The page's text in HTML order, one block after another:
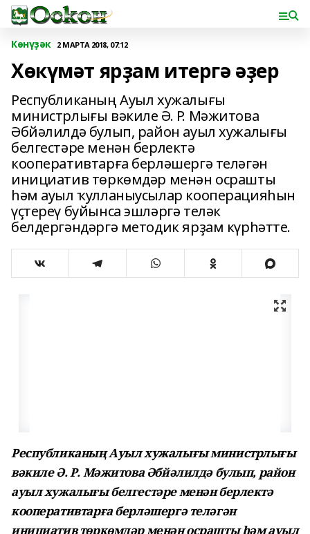
Көнүҙәк 2 МАРТА 2018, 07:12
Хөкүмәт ярҙам итергә әҙер
Республиканың Ауыл хужалығы
министрлығы вәкиле Ә. Р. Мәжитова
Әбйәлилдә булып, район ауыл хужалығы
белгестәре менән берлектә
кооперативтарға берләшергә теләгән
инициатив төркөмдәр менән осрашты
һәм ауыл ҡулланыусылар кооперацияһын
үҫтереү буйынса эшләргә теләк
белдергәндәргә методик ярҙам күрһәтте.
Республиканың Ауыл хужалығы министрлығы
вәкиле Ә. Р. Мәжитова Әбйәлилдә булып, район
ауыл хужалығы белгестәре менән берлектә
кооперативтарға берләшергә теләгән
инициатив төркөмдәр менән осрашты һәм ауыл